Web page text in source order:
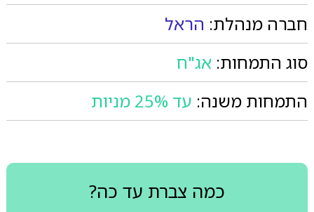
חברה מנהלת: הראל
סוג התמחות: אג"ח
התמחות משנה: עד 25% מניות
כמה צברת עד כה?